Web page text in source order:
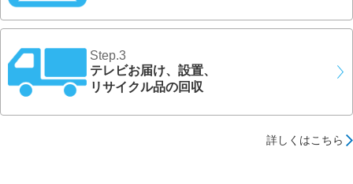
Step.3
テレビお届け、設置、
リサイクル品の回収
詳しくはこちら